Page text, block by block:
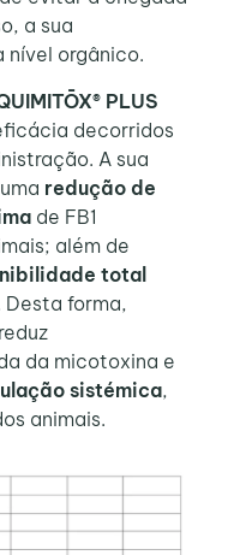
a sua
nível orgânico.
PLUS
decorridos
A sua
redução de
de FB1
além de
total
forma,
da micotoxina e
sistémica,
animais.